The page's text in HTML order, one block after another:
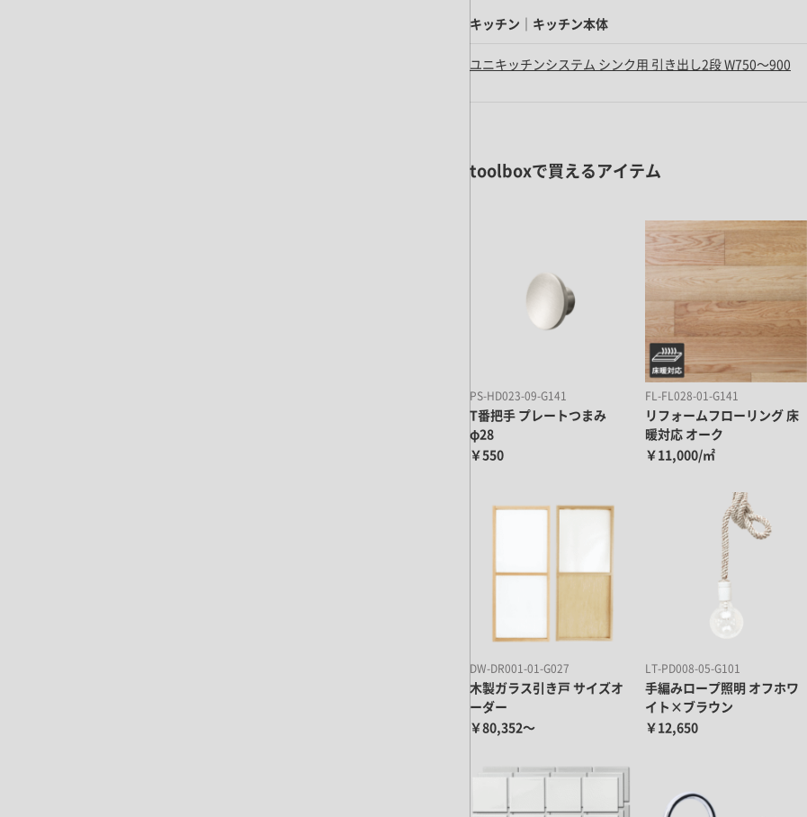
キッチン｜キッチン本体
ユニキッチンシステム シンク用 引き出し2段 W750～900
toolboxで買えるアイテム
PS-HD023-09-G141
T番把手 プレートつまみ
φ28
￥550
FL-FL028-01-G141
リフォームフローリング 床
暖対応 オーク
￥11,000/㎡
DW-DR001-01-G027
木製ガラス引き戸 サイズオ
ーダー
￥80,352～
LT-PD008-05-G101
手編みロープ照明 オフホワ
イト×ブラウン
￥12,650
取っ手・つまみ
収納・キャビネット
姿見・鏡
引き戸
建具金物
カーテン
ブラインド
ペンダント・シーリング
直付・ブラケット照明
コンセント照明
レール・スポットライト
照明パーツ
電球
スイッチ
塗料 すべて
室内壁塗料
木部用塗料
その他塗料
エクステリア すべて
ポスト
表札・サイン
DIY すべて
DIYアイテム
道具・工具
その他いろいろ すべて
ハンモック・蚊帳